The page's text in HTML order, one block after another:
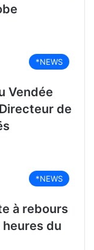
*NEWS
Vendée
de
*NEWS
à rebours
heures du